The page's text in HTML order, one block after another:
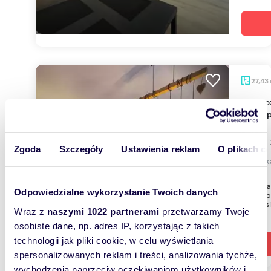
Zgoda Szczegóły Ustawienia reklam O plikach
Odpowiedzialne wykorzystanie Twoich danych
Wraz z naszymi 1022 partnerami przetwarzamy Twoje
osobiste dane, np. adres IP, korzystając z takich
technologii jak pliki cookie, w celu wyświetlania
spersonalizowanych reklam i treści, analizowania tychże,
27,43
w hali
1
Do
składa